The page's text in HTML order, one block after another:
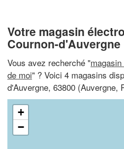
Votre magasin
Cournon-d'Auvergne
Vous avez recherché "
de moi" ? Voici 4 magasins
d'Auvergne, 63800 (Auvergne,
+
−